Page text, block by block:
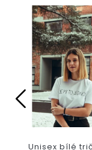
Unisex bílé